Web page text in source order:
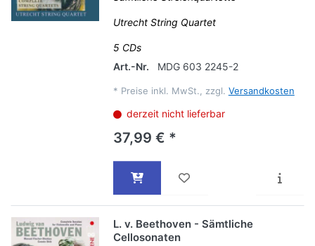
Utrecht String Quartet
5 CDs
Art.-Nr.
MDG 603 2245-2
* Preise inkl. MwSt., zzgl. Versandkosten
derzeit nicht lieferbar
37,99 € *
L. v. Beethoven - Sämtliche
Cellosonaten